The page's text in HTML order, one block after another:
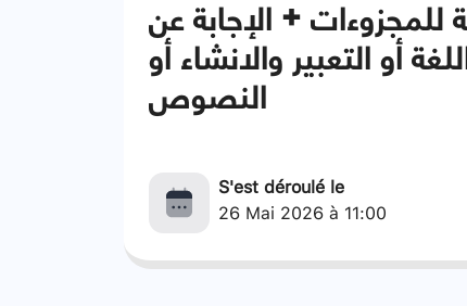
+ الإجابة عن
أو التعبير والانشاء أو
النصوص
S'est déroulé le
26 Mai 2026 à 11:00